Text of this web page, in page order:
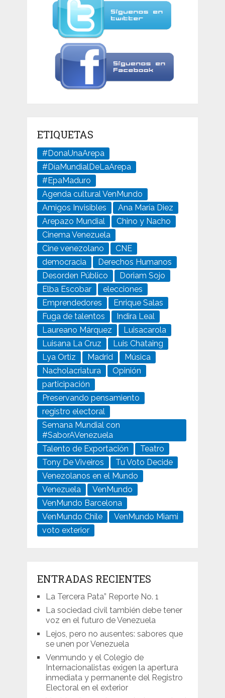
ETIQUETAS
#DonaUnaArepa
#DíaMundialDeLaArepa
#EpaMaduro
Agenda cultural VenMundo
Amigos Invisibles
Ana María Diez
Arepazo Mundial
Chino y Nacho
Cinema Venezuela
Cine venezolano
CNE
democracia
Derechos Humanos
Desorden Público
Doriam Sojo
Elba Escobar
elecciones
Emprendedores
Enrique Salas
Fuga de talentos
Indira Leal
Laureano Márquez
Luisacarola
Luisana La Cruz
Luis Chataing
Lya Ortiz
Madrid
Música
Nacholacriatura
Opinión
participación
Preservando pensamiento
registro electoral
Semana Mundial con
#SaborAVenezuela
Talento de Exportación
Teatro
Tony De Viveiros
Tu Voto Decide
Venezolanos en el Mundo
Venezuela
VenMundo
VenMundo Barcelona
VenMundo Chile
VenMundo Miami
voto exterior
ENTRADAS RECIENTES
La Tercera Pata” Reporte No. 1
La sociedad civil también debe tener
voz en el futuro de Venezuela
Lejos, pero no ausentes: sabores que
se unen por Venezuela
Venmundo y el Colegio de
Internacionalistas exigen la apertura
inmediata y permanente del Registro
Electoral en el exterior